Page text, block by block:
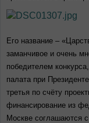
Его название –
заманчивое и очень
победителем
палата при
третья по счёту
финансирование из
Москве соглашаются